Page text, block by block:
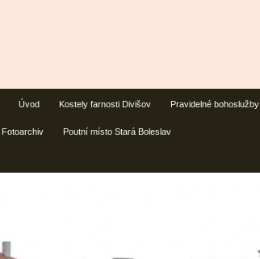
Úvod Kostely farnosti Divišov Pravidelné bohoslužby
Fotoarchiv Poutní místo Stará Boleslav